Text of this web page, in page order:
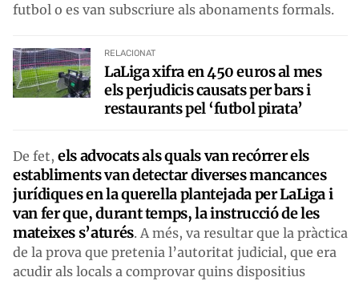
futbol o es van subscriure als abonaments formals.
RELACIONAT
LaLiga xifra en 450 euros al mes
els perjudicis causats per bars i
restaurants pel ‘futbol pirata’
De fet, els advocats als quals van recórrer els
establiments van detectar diverses mancances
jurídiques en la querella plantejada per LaLiga i
van fer que, durant temps, la instrucció de les
mateixes s’aturés. A més, va resultar que la pràctica
de la prova que pretenia l’autoritat judicial, que era
acudir als locals a comprovar quins dispositius